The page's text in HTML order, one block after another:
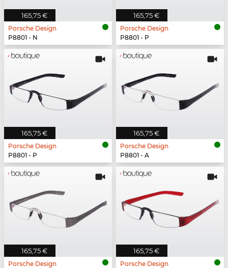
165,75 €
Porsche Design
P8801 - N
165,75 €
Porsche Design
P8801 - P
165,75 €
Porsche Design
P8801 - P
165,75 €
Porsche Design
P8801 - A
165,75 €
Porsche Design
165,75 €
Porsche Design